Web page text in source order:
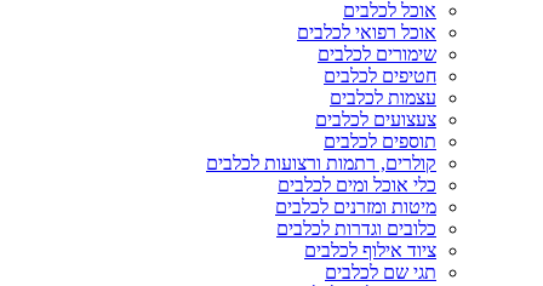
אוכל לכלבים
אוכל רפואי לכלבים
שימורים לכלבים
חטיפים לכלבים
עצמות לכלבים
צעצועים לכלבים
תוספים לכלבים
קולרים, רתמות ורצועות לכלבים
כלי אוכל ומים לכלבים
מיטות ומזרנים לכלבים
כלובים וגדרות לכלבים
ציוד אילוף לכלבים
תגי שם לכלבים